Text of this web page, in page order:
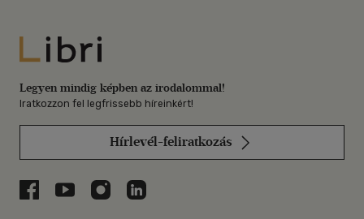
Libri
Legyen mindig képben az irodalommal!
Iratkozzon fel legfrissebb híreinkért!
Hírlevél-feliratkozás
Libri a Facebookon
Libri a Youtube-on
Libri az Instagramon
Libri a LinkedInen